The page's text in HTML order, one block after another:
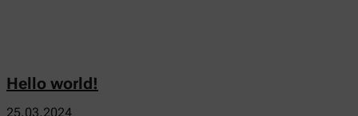
Hello world!
25.03.2024